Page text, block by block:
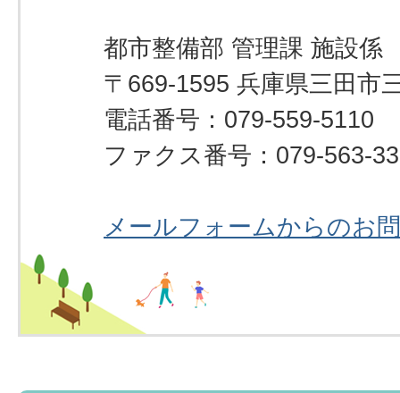
都市整備部 管理課 施設係
〒669-1595 兵庫県三田市
電話番号：079-559-5110
ファクス番号：079-563-
メールフォームからのお